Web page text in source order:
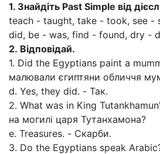
1. Знайдіть Past Simple від
teach - taught, take - took, see -
did, be - was, find - found, dry -
2. Відповідай.
1. Did the Egyptians paint a
малювали єгиптяни обличчя
d. Yes, they did. - Так.
2. What was in King
на могилі царя Тутанхамона?
е. Treasures. - Скарби.
3. Do the Egyptians speak